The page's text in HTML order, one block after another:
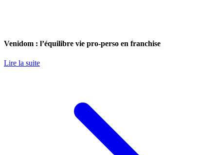
Venidom : l’équilibre vie pro-perso en franchise
Lire la suite